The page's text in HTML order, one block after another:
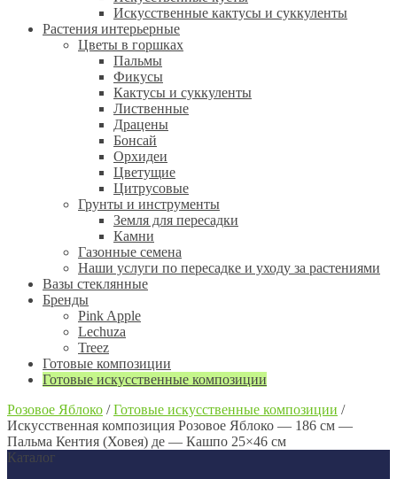
Искусственные кактусы и суккуленты
Растения интерьерные
Цветы в горшках
Пальмы
Фикусы
Кактусы и суккуленты
Лиственные
Драцены
Бонсай
Орхидеи
Цветущие
Цитрусовые
Грунты и инструменты
Земля для пересадки
Камни
Газонные семена
Наши услуги по пересадке и уходу за растениями
Вазы стеклянные
Бренды
Pink Apple
Lechuza
Treez
Готовые композиции
Готовые искусственные композиции
Розовое Яблоко /Готовые искусственные композиции /
Искусственная композиция Розовое Яблоко — 186 см —
Пальма Кентия (Ховея) де — Кашпо 25×46 см
Каталог